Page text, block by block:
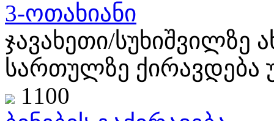
3-ოთახიანი
ჯავახეთი/სუხიშვილზე
სართულზე ქირავდება
1100